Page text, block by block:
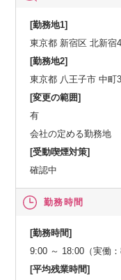
[勤務地1]
東京都 新宿区 北新宿
[勤務地2]
東京都 八王子市 中町
[変更の範囲]
有
会社の定める勤務地
[受動喫煙対策]
確認中
勤務時間
[勤務時間]
9:00 ～ 18:00（実働
[平均残業時間]